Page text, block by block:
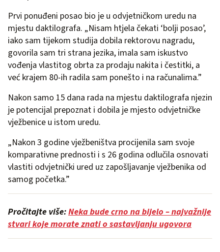
Prvi ponuđeni posao bio je u odvjetničkom uredu na
mjestu daktilografa. „Nisam htjela čekati ‘bolji posao’,
iako sam tijekom studija dobila rektorovu nagradu,
govorila sam tri strana jezika, imala sam iskustvo
vođenja vlastitog obrta za prodaju nakita i čestitki, a
već krajem 80-ih radila sam ponešto i na računalima.”
Nakon samo 15 dana rada na mjestu daktilografa njezin
je potencijal prepoznat i dobila je mjesto odvjetničke
vježbenice u istom uredu.
„Nakon 3 godine vježbeništva procijenila sam svoje
komparativne prednosti i s 26 godina odlučila osnovati
vlastiti odvjetnički ured uz zapošljavanje vježbenika od
samog početka.”
Pročitajte više:Neka bude crno na bijelo – najvažnije
stvari koje morate znati o sastavljanju ugovora